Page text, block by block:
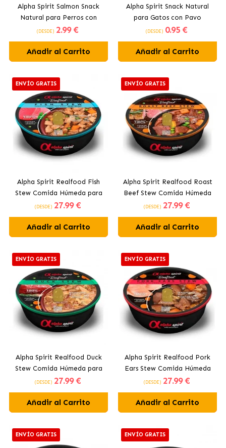
Alpha Spirit Salmon Snack
Natural para Perros con
Salmón
(DESDE) 2.99 €
Añadir al Carrito
Alpha Spirit Snack Natural
para Gatos con Pavo
(DESDE) 0.95 €
Añadir al Carrito
ENVÍO GRATIS
Alpha Spirit Realfood Fish
Stew Comida Húmeda para
Perros Estofado de Atún
(DESDE) 27.99 €
Añadir al Carrito
ENVÍO GRATIS
Alpha Spirit Realfood Roast
Beef Stew Comida Húmeda
para Perros Estofado de
Ternera
(DESDE) 27.99 €
Añadir al Carrito
ENVÍO GRATIS
Alpha Spirit Realfood Duck
Stew Comida Húmeda para
Perros Estofado de Pato
(DESDE) 27.99 €
Añadir al Carrito
ENVÍO GRATIS
Alpha Spirit Realfood Pork
Ears Stew Comida Húmeda
para Perros Estofado de
Oreja de Cerdo
(DESDE) 27.99 €
Añadir al Carrito
ENVÍO GRATIS ENVÍO GRATIS